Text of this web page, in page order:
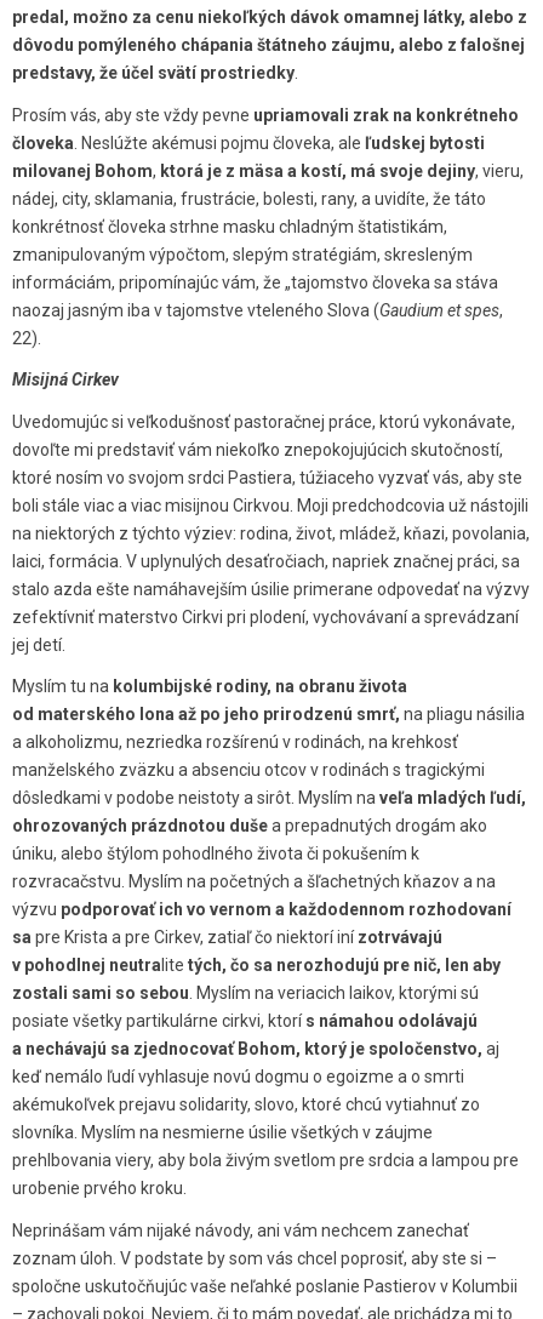
predal, možno za cenu niekoľkých dávok omamnej látky, alebo z
dôvodu pomýleného chápania štátneho záujmu, alebo z falošnej
predstavy, že účel svätí prostriedky
Prosím vás, aby ste vždy pevne upriamovali zrak na konkrétneho
človeka . Neslúžte akémusi pojmu človeka, ale ľudskej bytosti
milovanej Bohom, ktorá je z mäsa a kostí, má svoje dejiny, vieru,
nádej, city, sklamania, frustrácie, bolesti, rany, a uvidíte, že táto
konkrétnosť človeka strhne masku chladným štatistikám,
zmanipulovaným výpočtom, slepým stratégiám, skresleným
informáciám, pripomínajúc vám, že „tajomstvo človeka sa stáva
naozaj jasným iba v tajomstve vteleného Slova (Gaudium et spes,
22).
Misijná Cirkev
Uvedomujúc si veľkodušnosť pastoračnej práce, ktorú vykonávate,
dovoľte mi predstaviť vám niekoľko znepokojujúcich skutočností,
ktoré nosím vo svojom srdci Pastiera, túžiaceho vyzvať vás, aby ste
boli stále viac a viac misijnou Cirkvou. Moji predchodcovia už nástojili
na niektorých z týchto výziev: rodina, život, mládež, kňazi, povolania,
laici, formácia. V uplynulých desaťročiach, napriek značnej práci, sa
stalo azda ešte namáhavejším úsilie primerane odpovedať na výzvy
zefektívniť materstvo Cirkvi pri plodení, vychovávaní a sprevádzaní
jej detí.
Myslím tu na kolumbijské rodiny, na obranu života
od materského lona až po jeho prirodzenú smrť, na pliagu násilia
a alkoholizmu, nezriedka rozšírenú v rodinách, na krehkosť
manželského zväzku a absenciu otcov v rodinách s tragickými
dôsledkami v podobe neistoty a sirôt. Myslím na veľa mladých ľudí,
ohrozovaných prázdnotou dušea prepadnutých drogám ako
úniku, alebo štýlom pohodlného života či pokušením k
rozvracačstvu. Myslím na početných a šľachetných kňazov a na
výzvu podporovať ich vo vernom a každodennom rozhodovaní
sa pre Krista a pre Cirkev, zatiaľ čo niektorí inízotrvávajú
v pohodlnej neutra lite tých, čo sa nerozhodujú pre nič, len aby
zostali sami so sebou . Myslím na veriacich laikov, ktorými sú
posiate všetky partikulárne cirkvi, ktorís námahou odolávajú
a nechávajú sa zjednocovať Bohom, ktorý je spoločenstvo, aj
keď nemálo ľudí vyhlasuje novú dogmu o egoizme a o smrti
akémukoľvek prejavu solidarity, slovo, ktoré chcú vytiahnuť zo
slovníka. Myslím na nesmierne úsilie všetkých v záujme
prehlbovania viery, aby bola živým svetlom pre srdcia a lampou pre
urobenie prvého kroku.
Neprinášam vám nijaké návody, ani vám nechcem zanechať
zoznam úloh. V podstate by som vás chcel poprosiť, aby ste si –
spoločne uskutočňujúc vaše neľahké poslanie Pastierov v Kolumbii
– zachovali pokoj. Neviem, či to mám povedať, ale prichádza mi to